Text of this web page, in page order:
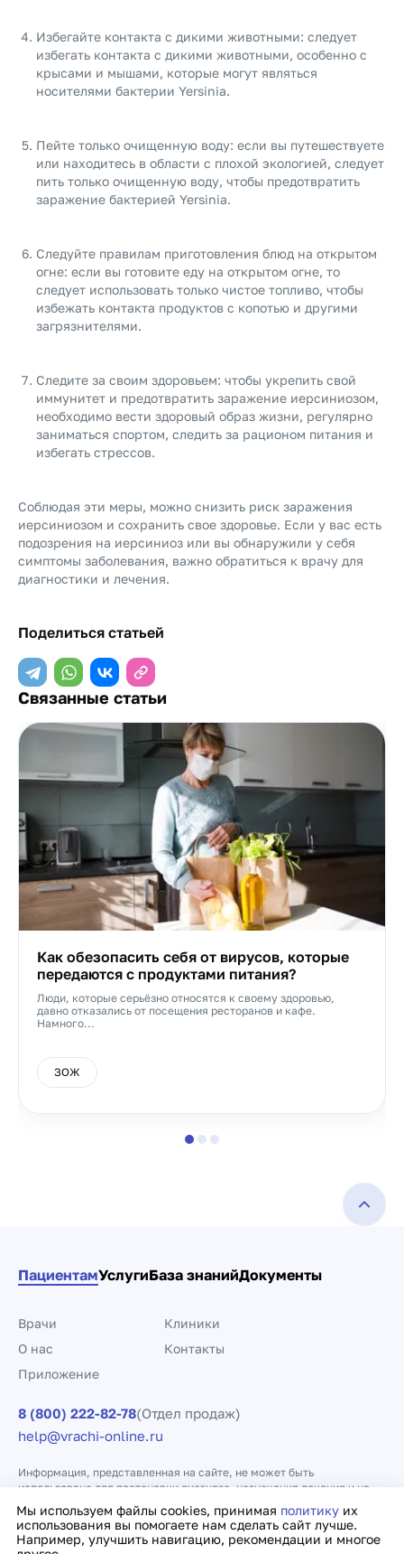
Избегайте контакта с дикими животными: следует
избегать контакта с дикими животными, особенно с
крысами и мышами, которые могут являться
носителями бактерии Yersinia.
Пейте только очищенную воду: если вы путешествуете
или находитесь в области с плохой экологией, следует
пить только очищенную воду, чтобы предотвратить
заражение бактерией Yersinia.
Следуйте правилам приготовления блюд на открытом
огне: если вы готовите еду на открытом огне, то
следует использовать только чистое топливо, чтобы
избежать контакта продуктов с копотью и другими
загрязнителями.
Следите за своим здоровьем: чтобы укрепить свой
иммунитет и предотвратить заражение иерсиниозом,
необходимо вести здоровый образ жизни, регулярно
заниматься спортом, следить за рационом питания и
избегать стрессов.
Соблюдая эти меры, можно снизить риск заражения
иерсиниозом и сохранить свое здоровье. Если у вас есть
подозрения на иерсиниоз или вы обнаружили у себя
симптомы заболевания, важно обратиться к врачу для
диагностики и лечения.
Поделиться статьей
Связанные статьи
Как обезопасить себя от вирусов, которые
передаются с продуктами питания?
Люди, которые серьёзно относятся к своему здоровью,
давно отказались от посещения ресторанов и кафе.
Намного...
ЗОЖ
Мы используем файлы cookies, принимая политику их
использования вы помогаете нам сделать сайт лучше.
Например, улучшить навигацию, рекомендации и многое
ПациентамУслугиБаза знанийДокументы
Врачи
Клиники
О нас
Контакты
Приложение
8 (800) 222-82-78(Отдел продаж)
help@vrachi-online.ru
Информация, представленная на сайте, не может быть
использована для постановки диагноза, назначения лечения и не
заменяет прием врача.
Политика конфиденциальности Договор оферты